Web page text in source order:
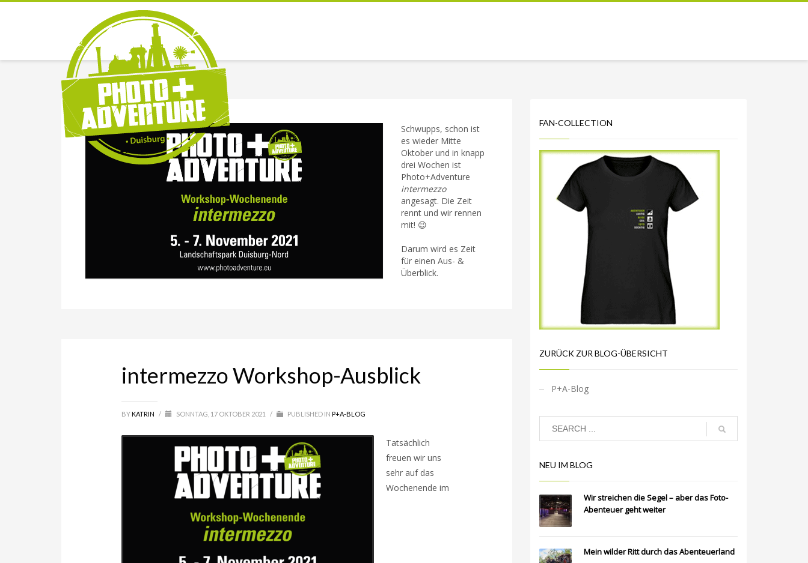
Schwupps, schon ist
es wieder Mitte
Oktober und in knapp
drei Wochen ist
Photo+Adventure
intermezzo
angesagt. Die Zeit
rennt und wir rennen
mit! 😉
Darum wird es Zeit
für einen Aus- &
Überblick.
intermezzo Workshop-Ausblick
BYKATRIN / SONNTAG, 17 OKTOBER 2021 / PUBLISHED IN P+A-BLOG
Tatsächlich
freuen wir uns
sehr auf das
Wochenende im
FAN-COLLECTION
ZURÜCK ZUR BLOG-ÜBERSICHT
P+A-Blog
NEU IM BLOG
Wir streichen die Segel – aber das Foto-
Abenteuer geht weiter
Mein wilder Ritt durch das Abenteuerland